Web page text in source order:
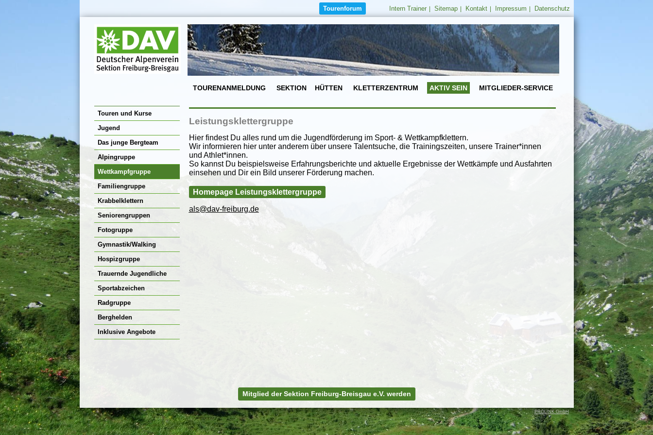
Tourenforum Intern Trainer Sitemap Kontakt Impressum Datenschutz
TOURENANMELDUNG SEKTION HÜTTEN KLETTERZENTRUM AKTIV SEIN MITGLIEDER-SERVICE
Touren und Kurse
Jugend
Das junge Bergteam
Alpingruppe
Wettkampfgruppe
Familiengruppe
Krabbelklettern
Seniorengruppen
Fotogruppe
Gymnastik/Walking
Hospizgruppe
Trauernde Jugendliche
Sportabzeichen
Radgruppe
Berghelden
Inklusive Angebote
Leistungsklettergruppe
Hier findest Du alles rund um die Jugendförderung im Sport- & Wettkampfklettern.
Wir informieren hier unter anderem über unsere Talentsuche, die Trainingszeiten, unsere Trainer*innen
und Athlet*innen.
So kannst Du beispielsweise Erfahrungsberichte und aktuelle Ergebnisse der Wettkämpfe und Ausfahrten
einsehen und Dir ein Bild unserer Förderung machen.
Homepage Leistungsklettergruppe
als@dav-freiburg.de
Mitglied der Sektion Freiburg-Breisgau e.V. werden
PROLINK GmbH